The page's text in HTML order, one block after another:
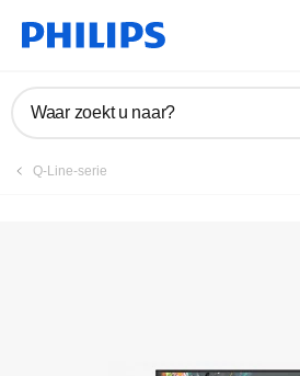
Waar zoekt u naar?
Q-Line-serie
Handleidingen en documentatie